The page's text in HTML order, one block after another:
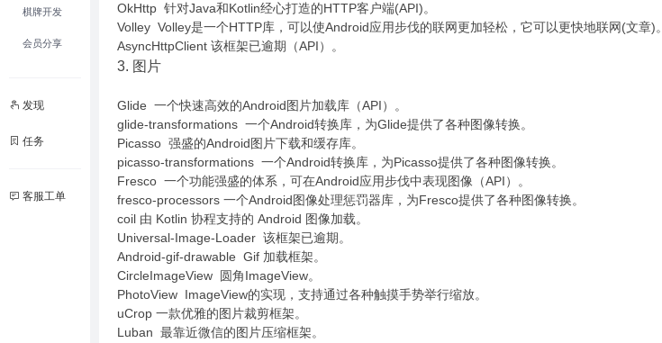
棋牌开发
会员分享
发现
任务
客服工单
OkHttp 针对Java和Kotlin经心打造的HTTP客户端(API)。
Volley Volley是一个HTTP库，可以使Android应用步伐的联网更加轻松，它可以更快地联网(文章)。
AsyncHttpClient 该框架已逾期（API）。
3. 图片
Glide 一个快速高效的Android图片加载库（API）。
glide-transformations 一个Android转换库，为Glide提供了各种图像转换。
Picasso 强盛的Android图片下载和缓存库。
picasso-transformations 一个Android转换库，为Picasso提供了各种图像转换。
Fresco 一个功能强盛的体系，可在Android应用步伐中表现图像（API）。
fresco-processors 一个Android图像处理惩罚器库，为Fresco提供了各种图像转换。
coil 由 Kotlin 协程支持的 Android 图像加载。
Universal-Image-Loader 该框架已逾期。
Android-gif-drawable Gif 加载框架。
CircleImageView 圆角ImageView。
PhotoView ImageView的实现，支持通过各种触摸手势举行缩放。
uCrop 一款优雅的图片裁剪框架。
Luban 最靠近微信的图片压缩框架。